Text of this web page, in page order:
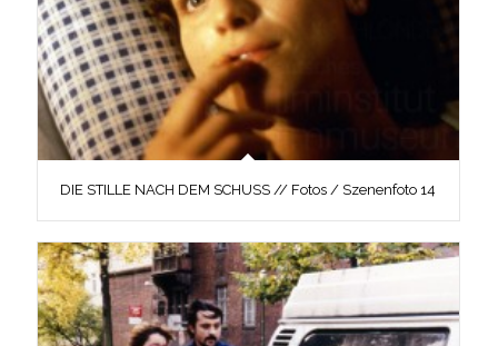
DIE STILLE NACH DEM SCHUSS // Fotos / Szenenfoto 14